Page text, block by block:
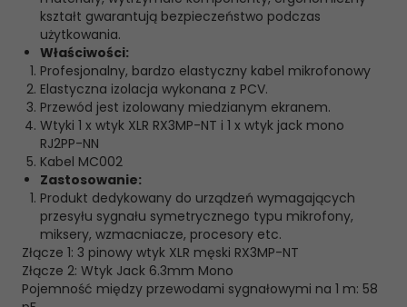
kształt gwarantują bezpieczeństwo podczas
użytkowania.
Właściwości:
Profesjonalny, bardzo elastyczny kabel mikrofonowy
Elastyczna izolacja wykonana z PCV.
Przewód jest izolowany miedzianym ekranem.
Wtyki 1 x wtyk XLR RX3MP-NT i 1 x wtyk jack mono
RJ2PP-NN
Kabel MC002
Zastosowanie:
Produkt dedykowany do urządzeń wymagających
przesyłu sygnału symetrycznego typu mikrofony,
miksery, wzmacniacze, procesory etc.
Złącze 1: 3 pinowy wtyk XLR męski RX3MP-NT
Złącze 2: Wtyk Jack 6.3mm Mono
Pojemność między przewodami sygnałowymi na 1 m: 58